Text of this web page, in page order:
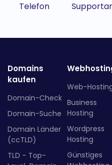
Telefon
Domains
kaufen
Domain-Check
Domain-Suche
Domain Länder
(ccTLD)
TLD - Top-
Web-
Business
Hosting
Wordpress
Hosting
Günstiges